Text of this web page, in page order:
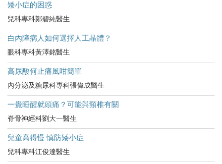
矮小症的困惑
兒科專科鄭碧純醫生
白內障病人如何選擇人工晶體？
眼科專科黃澤銘醫生
高尿酸何止痛風咁簡單
內分泌及糖尿科專科張偉成醫生
一覺睡醒就頭痛？可能與頸椎有關
脊骨神經科劉大一醫生
兒童高得慢 慎防矮小症
兒科專科江俊達醫生